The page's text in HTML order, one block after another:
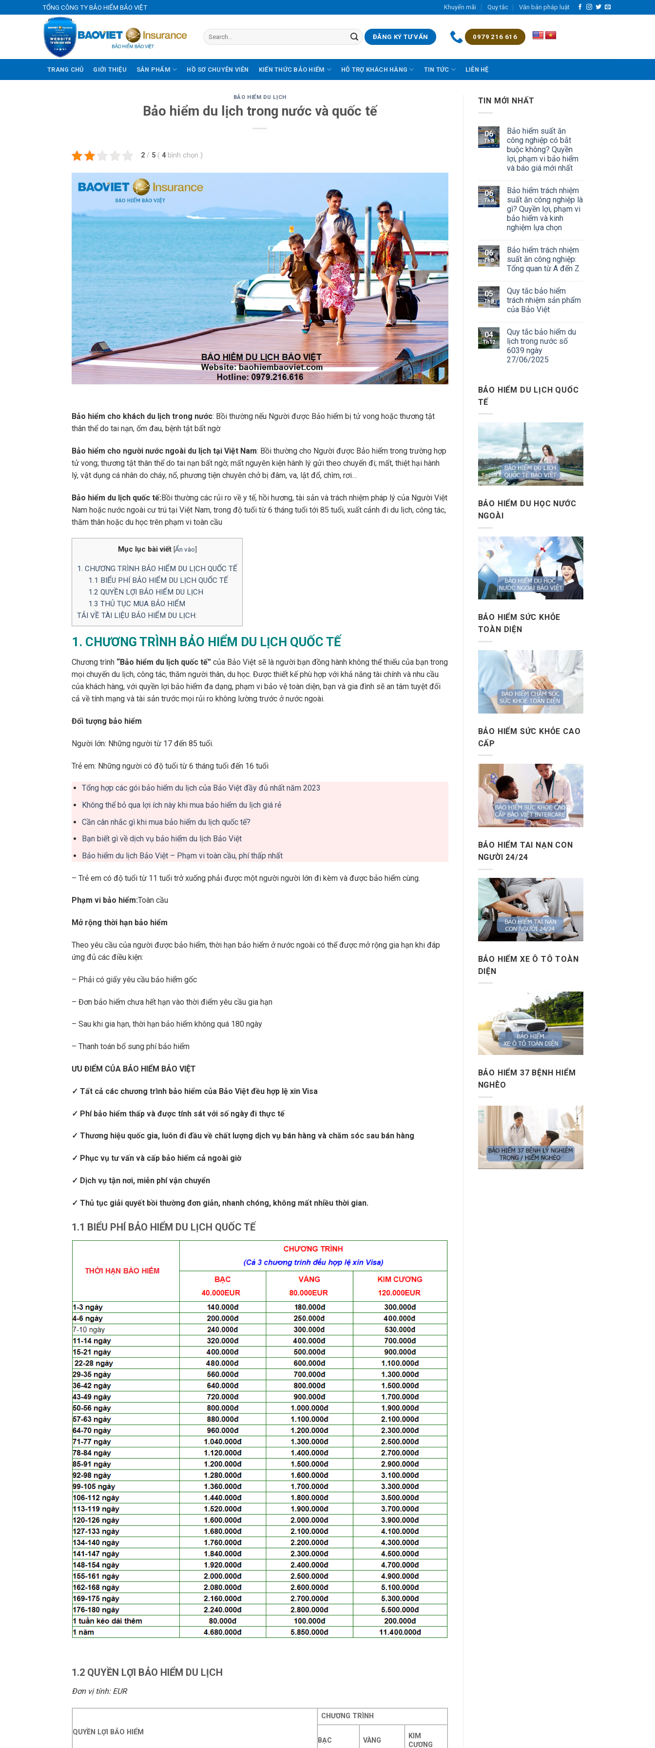
to
TỔNG CÔNG TY BẢO HIỂM BẢO VIỆT Khuyến mãi Quy tắc Văn bản pháp luật
ĐĂNG KÝ TƯ VẤN 0979 216 616
TRANG CHỦ GIỚI THIỆU SẢN PHẨM HỒ SƠ CHUYÊN VIÊN KIẾN THỨC BẢO HIỂM HỖ TRỢ KHÁCH HÀNG TIN TỨC LIÊN HỆ
BẢO HIỂM DU LỊCH
Bảo hiểm du lịch trong nước và quốc tế
2 / 5 ( 4 bình chọn )
Bảo hiểm cho khách du lịch trong nước: Bồi thường nếu Người được Bảo hiểm bị tử vong hoặc thương tật
thân thể do tai nạn, ốm đau, bệnh tật bất ngờ
Bảo hiểm cho người nước ngoài du lịch tại Việt Nam: Bồi thường cho Người được Bảo hiểm trong trường hợp
tử vong; thương tật thân thể do tai nạn bất ngờ; mất nguyên kiện hành lý gửi theo chuyến đi; mất, thiệt hại hành
lý, vật dụng cá nhân do cháy, nổ, phương tiện chuyên chở bị đâm, va, lật đổ, chìm, rơi…
Bảo hiểm du lịch quốc tế:Bồi thường các rủi ro về y tế, hồi hương, tài sản và trách nhiệm pháp lý của Người Việt
Nam hoặc nước ngoài cư trú tại Việt Nam, trong độ tuổi từ 6 tháng tuổi tới 85 tuổi, xuất cảnh đi du lịch, công tác,
thăm thân hoặc du học trên phạm vi toàn cầu
Mục lục bài viết [Ẩn vào]
1. CHƯƠNG TRÌNH BẢO HIỂM DU LỊCH QUỐC TẾ
1.1 BIỂU PHÍ BẢO HIỂM DU LỊCH QUỐC TẾ
1.2 QUYỀN LỢI BẢO HIỂM DU LỊCH
1.3 THỦ TỤC MUA BẢO HIỂM
TẢI VỀ TÀI LIỆU BẢO HIỂM DU LỊCH:
1. CHƯƠNG TRÌNH BẢO HIỂM DU LỊCH QUỐC TẾ
Chương trình “Bảo hiểm du lịch quốc tế” của Bảo Việt sẽ là người bạn đồng hành không thể thiếu của bạn trong
mọi chuyến du lịch, công tác, thăm người thân, du học. Được thiết kế phù hợp với khả năng tài chính và nhu cầu
của khách hàng, với quyền lợi bảo hiểm đa dạng, phạm vi bảo vệ toàn diện, bạn và gia đình sẽ an tâm tuyệt đối
cả về tính mạng và tài sản trước mọi rủi ro không lường trước ở nước ngoài.
Đối tượng bảo hiểm
Người lớn: Những người từ 17 đến 85 tuổi.
Trẻ em: Những người có độ tuổi từ 6 tháng tuổi đến 16 tuổi
Tổng hợp các gói bảo hiểm du lịch của Bảo Việt đầy đủ nhất năm 2023
Không thể bỏ qua lợi ích này khi mua bảo hiểm du lịch giá rẻ
Cần cân nhắc gì khi mua bảo hiểm du lịch quốc tế?
Bạn biết gì về dịch vụ bảo hiểm du lịch Bảo Việt
Bảo hiểm du lịch Bảo Việt – Phạm vi toàn cầu, phí thấp nhất
– Trẻ em có độ tuổi từ 11 tuổi trở xuống phải được một người người lớn đi kèm và được bảo hiểm cùng.
Phạm vi bảo hiểm:Toàn cầu
Mở rộng thời hạn bảo hiểm
Theo yêu cầu của người được bảo hiểm, thời hạn bảo hiểm ở nước ngoài có thể được mở rộng gia hạn khi đáp
ứng đủ các điều kiện:
– Phải có giấy yêu cầu bảo hiểm gốc
– Đơn bảo hiểm chưa hết hạn vào thời điểm yêu cầu gia hạn
– Sau khi gia hạn, thời hạn bảo hiểm không quá 180 ngày
– Thanh toán bổ sung phí bảo hiểm
ƯU ĐIỂM CỦA BẢO HIỂM BẢO VIỆT
✓ Tất cả các chương trình bảo hiểm của Bảo Việt đều hợp lệ xin Visa
✓ Phí bảo hiểm thấp và được tính sát với số ngày đi thực tế
✓ Thương hiệu quốc gia, luôn đi đầu về chất lượng dịch vụ bán hàng và chăm sóc sau bán hàng
✓ Phục vụ tư vấn và cấp bảo hiểm cả ngoài giờ
✓ Dịch vụ tận nơi, miễn phí vận chuyển
✓ Thủ tục giải quyết bồi thường đơn giản, nhanh chóng, không mất nhiều thời gian.
1.1 BIỂU PHÍ BẢO HIỂM DU LỊCH QUỐC TẾ
1.2 QUYỀN LỢI BẢO HIỂM DU LỊCH
Đơn vị tính: EUR
QUYỀN LỢI BẢO HIỂM
CHƯƠNG TRÌNH
BẠC VÀNG
KIM
CƯƠNG
TIN MỚI NHẤT
06
Th8
Bảo hiểm suất ăn
công nghiệp có bắt
buộc không? Quyền
lợi, phạm vi bảo hiểm
và báo giá mới nhất
06
Th8
Bảo hiểm trách nhiệm
suất ăn công nghiệp là
gì? Quyền lợi, phạm vi
bảo hiểm và kinh
nghiệm lựa chọn
06
Th8
Bảo hiểm trách nhiệm
suất ăn công nghiệp:
Tổng quan từ A đến Z
05
Th8
Quy tắc bảo hiểm
trách nhiệm sản phẩm
của Bảo Việt
04
Th12
Quy tắc bảo hiểm du
lịch trong nước số
6039 ngày
27/06/2025
BẢO HIỂM DU LỊCH QUỐC
TẾ
BẢO HIỂM DU HỌC NƯỚC
NGOÀI
BẢO HIỂM SỨC KHỎE
TOÀN DIỆN
BẢO HIỂM SỨC KHỎE CAO
CẤP
BẢO HIỂM TAI NẠN CON
NGƯỜI 24/24
BẢO HIỂM XE Ô TÔ TOÀN
DIỆN
BẢO HIỂM 37 BỆNH HIỂM
NGHÈO